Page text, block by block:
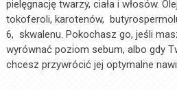
pielęgnację twarzy, ciała i włosów.
tokoferoli, karotenów,
6, skwalenu. Pokochasz go, jeśli
wyrównać poziom sebum, albo gdy
chcesz przywrócić jej optymalne